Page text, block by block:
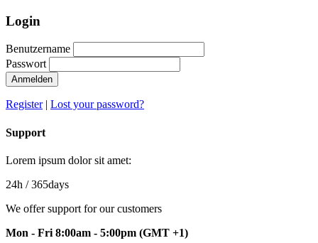
Login
Benutzername
Passwort
Anmelden
Register| Lost your password?
Support
Lorem ipsum dolor sit amet:
24h / 365days
We offer support for our customers
Mon - Fri 8:00am - 5:00pm (GMT +1)